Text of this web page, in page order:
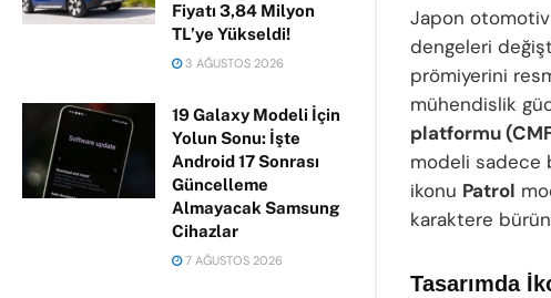
Fiyatı 3,84 Milyon
TL’ye Yükseldi!
3 AĞUSTOS 2026
19 Galaxy Modeli İçin
Yolun Sonu: İşte
Android 17 Sonrası
Güncelleme
Almayacak Samsung
Cihazlar
7 AĞUSTOS 2026
Japon
dengeleri
prömiyerini
mühendislik
platformu
modeli sadece
ikonu Patrol
karaktere
Tasarımda